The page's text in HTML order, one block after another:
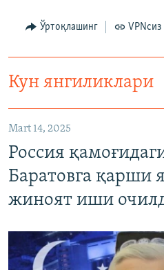
Ўртоқлашинг
Кун янгиликлари
Mart 14, 2025
Россия
Баратовга қарши
жиноят иши